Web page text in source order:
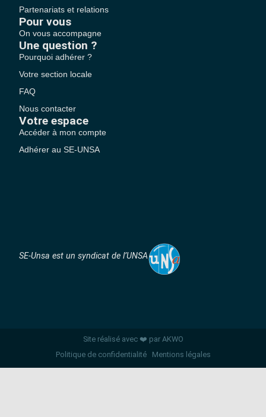
Partenariats et relations
Pour vous
On vous accompagne
Une question ?
Pourquoi adhérer ?
Votre section locale
FAQ
Nous contacter
Votre espace
Accéder à mon compte
Adhérer au SE-UNSA
SE-Unsa est un syndicat de l’UNSA
Site réalisé avec ❤️ par AKWO
Politique de confidentialité
Mentions légales